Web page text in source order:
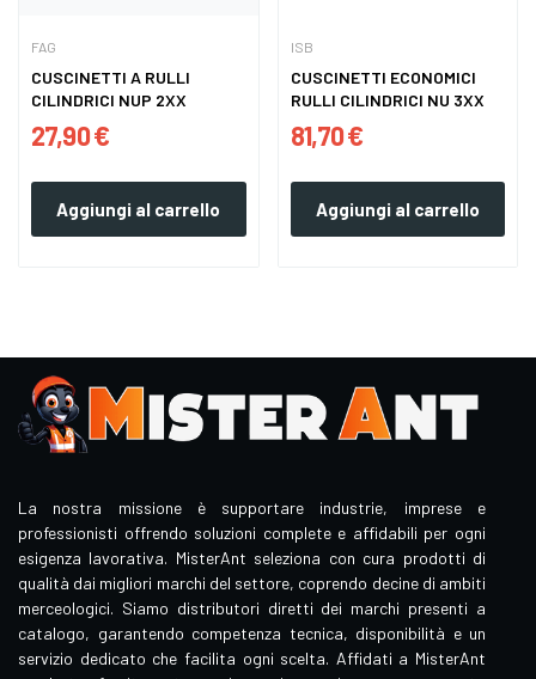
FAG
CUSCINETTI A RULLI
CILINDRICI NUP 2XX
27,90 €
Aggiungi al carrello
ISB
CUSCINETTI ECONOMICI
RULLI CILINDRICI NU 3XX
81,70 €
Aggiungi al carrello
La nostra missione è supportare industrie, imprese e
professionisti offrendo soluzioni complete e affidabili per ogni
esigenza lavorativa. MisterAnt seleziona con cura prodotti di
qualità dai migliori marchi del settore, coprendo decine di ambiti
merceologici. Siamo distributori diretti dei marchi presenti a
catalogo, garantendo competenza tecnica, disponibilità e un
servizio dedicato che facilita ogni scelta. Affidati a MisterAnt